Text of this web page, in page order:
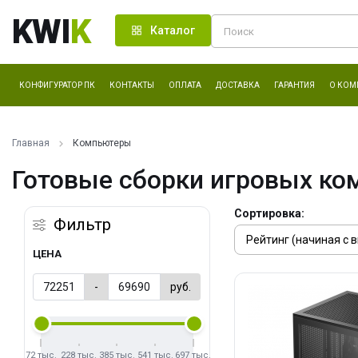
KWIK Каталог
КОНФИГУРАТОР ПК КОНТАКТЫ ОПЛАТА ДОСТАВКА ГАРАНТИЯ О
Главная Компьютеры
Готовые сборки игровых
Фильтр
ЦЕНА
- руб.
72 тыс. 228 тыс. 385 тыс. 541 тыс. 697 тыс.
Сортировка: